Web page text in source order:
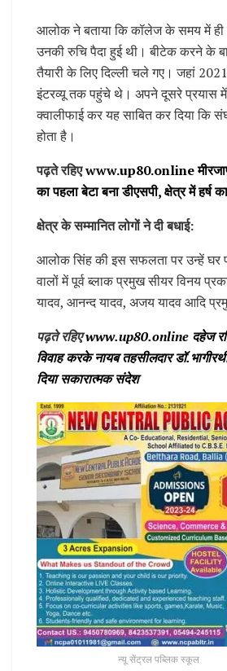
आलोक ने बताया कि कॉलेज के समय में ही
उनकी रुचि पैदा हुई थी। बीटेक करने के
तैयारी के लिए दिल्ली चले गए। जहां
इंटरव्यू तक पहुंचे थे। अपने दूसरे प्रयास में
क्वालीफाई कर यह साबित कर दिया कि
होता है।
पढ़ते रहिएwww.up80.online
का पहला बेटा बना डीएसपी, क्षेत्र में हर्ष
क्षेत्र के सम्मानित लोगों ने दी बधाई:
आलोक सिंह की इस सफलता पर उन्हें घर
वालों में पूर्व ब्लाक प्रमुख सीयर विनय
यादव, आनन्द यादव, अजय यादव आदि
पढ़ते रहिएwww.up80.online दहेज
विवाह करके नायब तहसीलदार
दिया सकारात्मक संदेश
न्यू सेंट्रल पब्लिक स्कूल